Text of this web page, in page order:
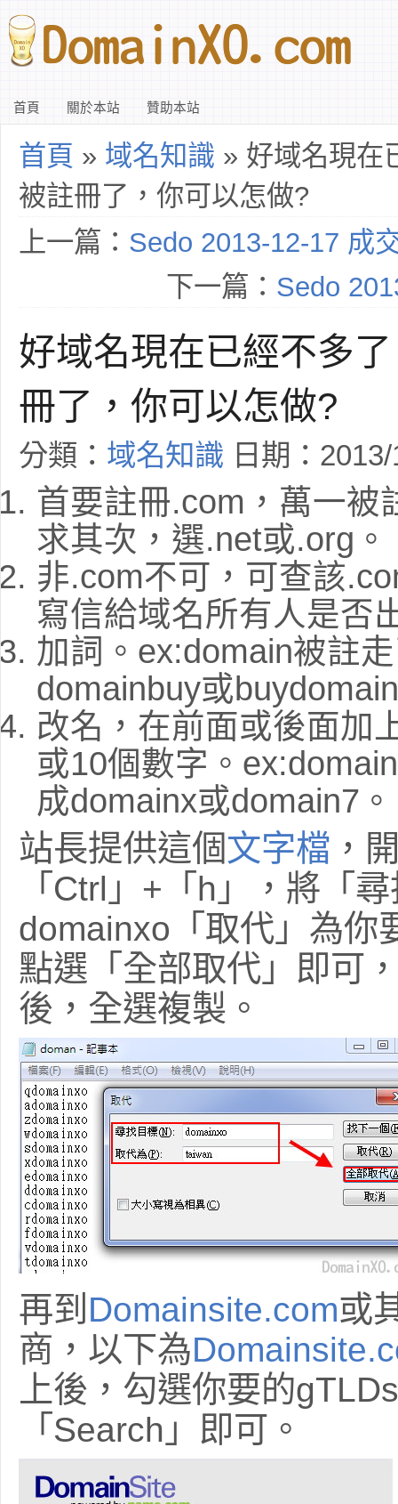
首頁 關於本站 贊助本站
首頁 » 域名知識 » 好域名現在
被註冊了，你可以怎做?
上一篇： Sedo 2013-12-17 成
下一篇： Sedo
好域名現在已經不多
冊了，你可以怎做?
分類： 域名知識 日期：
首要註冊.com，萬一被
求其次，選.net或.org。
非.com不可，可查該
寫信給域名所有人是否
加詞。ex:domain被註
domainbuy或
改名，在前面或後面加
或10個數字。
成domainx或domain7。
站長提供這個文字檔 ，
「Ctrl」+「h」，將「
domainxo「取代」為你
點選「全部取代」即可
後，全選複製。
再到 Domainsite.com或
商，以下為
上後，勾選你要的
「Search」即可。